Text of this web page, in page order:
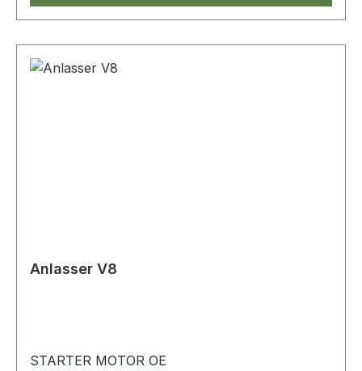
Anlasser V8
STARTER MOTOR OE